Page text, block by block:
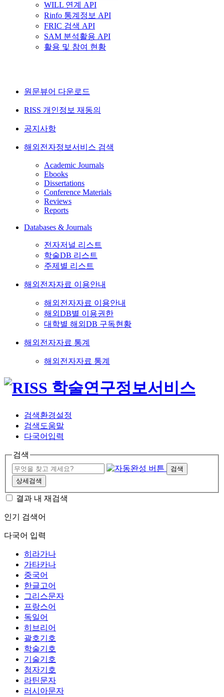
WILL 연계 API
Rinfo 통계정보 API
FRIC 검색 API
SAM 분석활용 API
활용 및 참여 현황
원문뷰어 다운로드
RISS 개인정보 재동의
공지사항
해외전자정보서비스 검색
Academic Journals
Ebooks
Dissertations
Conference Materials
Reviews
Reports
Databases & Journals
전자저널 리스트
학술DB 리스트
주제별 리스트
해외전자자료 이용안내
해외전자자료 이용안내
해외DB별 이용권한
대학별 해외DB 구독현황
해외전자자료 통계
해외전자자료 통계
검색환경설정
검색도움말
다국어입력
검색
검색
상세검색
결과 내 재검색
인기 검색어
다국어 입력
히라가나
가타카나
중국어
한글고어
그리스문자
프랑스어
독일어
히브리어
괄호기호
학술기호
기술기호
첨자기호
라틴문자
러시아문자